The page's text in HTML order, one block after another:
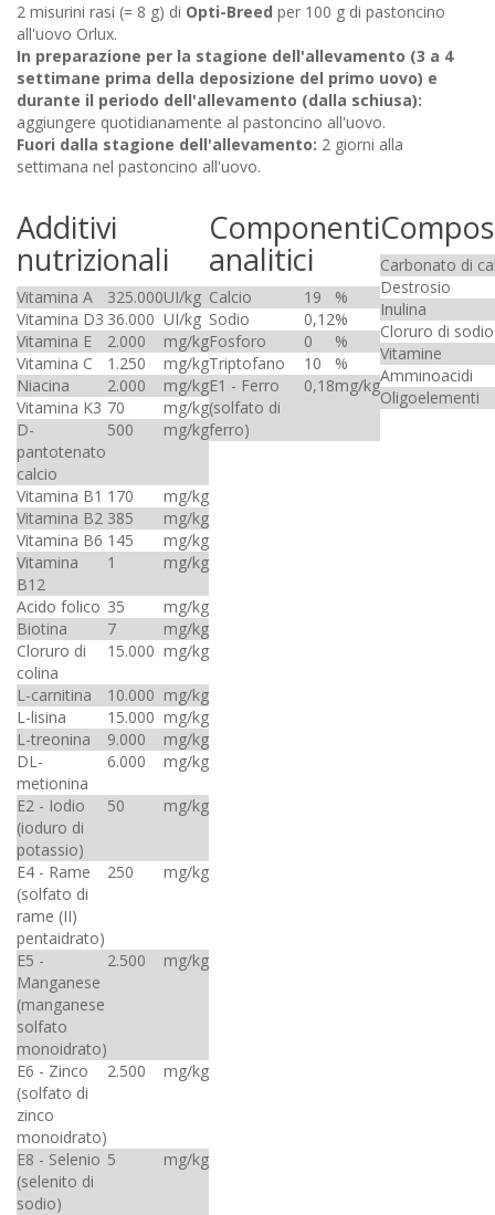
2 misurini rasi (= 8 g) di Opti-Breed per 100 g di pastoncino
all'uovo Orlux.
In preparazione per la stagione dell'allevamento (3 a 4
settimane prima della deposizione del primo uovo) e
durante il periodo dell'allevamento (dalla schiusa):
aggiungere quotidianamente al pastoncino all'uovo.
Fuori dalla stagione dell'allevamento: 2 giorni alla
settimana nel pastoncino all'uovo.
Additivi
nutrizionali
Vitamina A 325.000UI/kg
Vitamina D3 36.000 UI/kg
Vitamina E
2.000
mg/kg
Vitamina C
1.250
mg/kg
Niacina
2.000
mg/kg
Vitamina K3 70
mg/kg
D-
pantotenato
calcio
500 mg/kg
Vitamina B1 170
mg/kg
Vitamina B2 385
mg/kg
Vitamina B6 145
mg/kg
Vitamina
B12
1 mg/kg
Acido folico 35
mg/kg
Biotina
7
mg/kg
Cloruro di
colina
15.000 mg/kg
L-carnitina 10.000 mg/kg
L-lisina
15.000 mg/kg
L-treonina
9.000
mg/kg
DL-
metionina
6.000 mg/kg
E2 - Iodio
(ioduro di
potassio)
50 mg/kg
E4 - Rame
(solfato di
rame (II)
pentaidrato)
250 mg/kg
E5 -
Manganese
(manganese
solfato
monoidrato)
2.500 mg/kg
E6 - Zinco
(solfato di
zinco
monoidrato)
2.500 mg/kg
E8 - Selenio
(selenito di
sodio)
5 mg/kg
Componenti
analitici
Calcio 19
%
Sodio
0,12%
Fosforo
0
%
Triptofano
10
%
E1 - Ferro
(solfato di
ferro)
0,18mg/kg
Carbonato di
Destrosio
Inulina
Cloruro di sodio
Vitamine
Amminoacidi
Oligoelementi